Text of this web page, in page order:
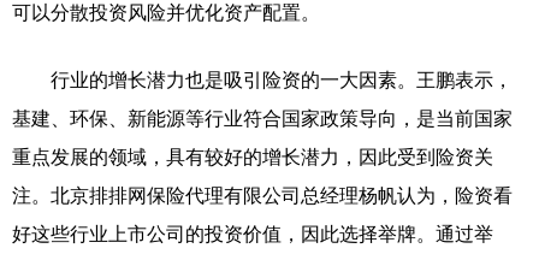
可以分散投资风险并优化资产配置。
行业的增长潜力也是吸引险资的一大因素。王鹏表示，
基建、环保、新能源等行业符合国家政策导向，是当前国家
重点发展的领域，具有较好的增长潜力，因此受到险资关
注。北京排排网保险代理有限公司总经理杨帆认为，险资看
好这些行业上市公司的投资价值，因此选择举牌。通过举